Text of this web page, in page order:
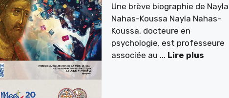
Une brève biographie de Nayla
Nahas-Koussa Nayla Nahas-
Koussa, docteure en
psychologie, est professeure
associée au ... Lire plus